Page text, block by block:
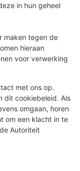
in hun geheel
maken tegen de
hieraan
voor verwerking
met ons op.
dit cookiebeleid. Als
omgaan, horen
om een klacht in te
Autoriteit